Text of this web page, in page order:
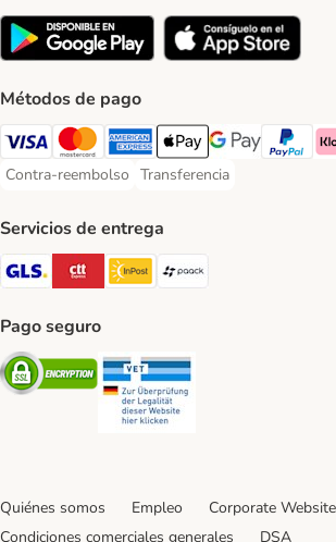
Métodos de pago
Visa Payment Method
Mastercard Payment Method
American Express Payment
Apple Pay Payment
Google PayPayPal
Contra-reembolso
Contra-reembolso Payment Method
Transferencia
Transferencia Payment
Servicios de entrega
GLS Shipping Method
CTTExpress Shipping Method
InPost Shipping Method
paack Shipping
Pago seguro
Security
Quiénes somos Empleo Corporate Website
Condiciones comerciales generales
DSA